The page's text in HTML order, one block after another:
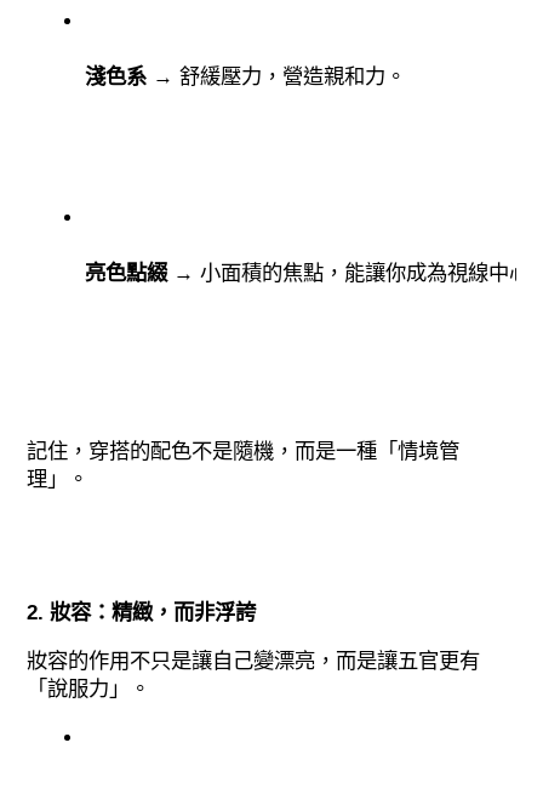
淺色系 → 舒緩壓力，營造親和力。
亮色點綴 → 小面積的焦點，能讓你成為視線中心
記住，穿搭的配色不是隨機，而是一種「情境管
理」。
2. 妝容：精緻，而非浮誇
妝容的作用不只是讓自己變漂亮，而是讓五官更有
「說服力」。